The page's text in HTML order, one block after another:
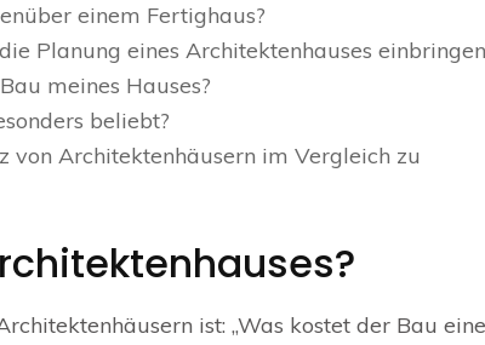
einem Fertighaus?
Planung eines Architektenhauses
meines Hauses?
beliebt?
von Architektenhäusern im Vergleich zu
ist: „Was kostet der Bau